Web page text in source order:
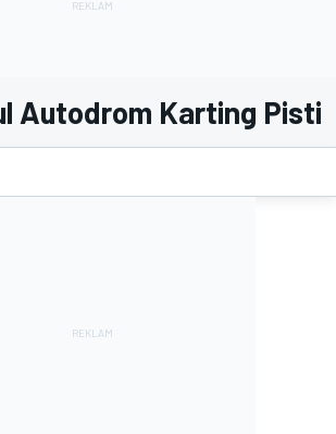
Autodrom Karting Pisti